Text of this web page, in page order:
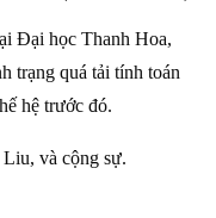
Đại học Thanh Hoa,
trạng quá tải tính toán
hệ trước đó.
và cộng sự.